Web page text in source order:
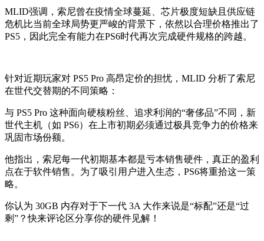
MLID强调，索尼曾在疫情全球蔓延、芯片极度短缺且供应链
危机比当前全球局势更严峻的背景下，依然以合理价格推出了
PS5，因此完全有能力在PS6时代再次完成硬件规格的跨越。
针对近期玩家对 PS5 Pro 高昂定价的担忧，MLID 分析了索尼
在世代交替期的不同策略：
与 PS5 Pro 这种面向硬核粉丝、追求利润的“奢侈品”不同，新
世代主机（如 PS6）在上市初期必须通过极具竞争力的价格来
巩固市场份额。
他指出，索尼每一代初期基本都是亏本销售硬件，真正的盈利
点在于软件销售。为了吸引用户进入生态，PS6将重拾这一策
略。
你认为 30GB 内存对于下一代 3A 大作来说是“标配”还是“过
剩”？快来评论区分享你的硬件见解！